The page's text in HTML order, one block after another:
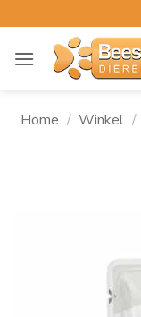
naar
inhoud
Home / Winkel /